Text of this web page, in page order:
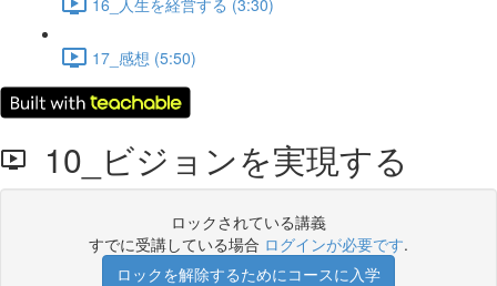
17_感想 (5:50)
10_ビジョンを実現する
ロックされている講義
すでに受講している場合 ログインが必要です.
ロックを解除するためにコースに入学